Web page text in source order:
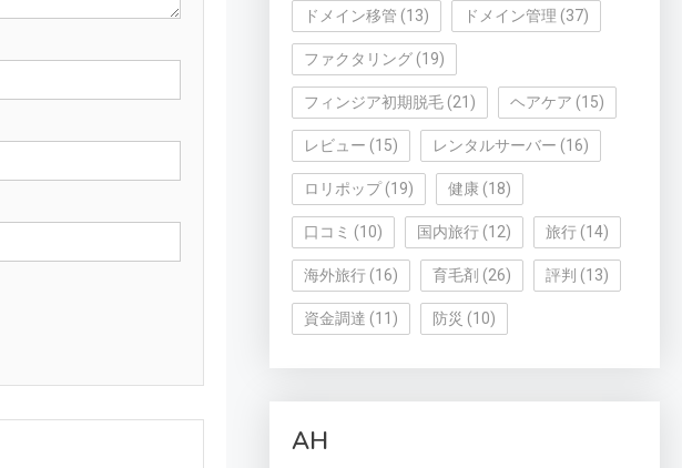
ドメイン移管 (13) ドメイン管理 (37)
ファクタリング(19)
フィンジア初期脱毛(21) ヘアケア (15)
レビュー (15) レンタルサーバー (16)
ロリポップ(19) 健康(18)
口コミ (10) 国内旅行(12) 旅行(14)
海外旅行(16) 育毛剤 (26) 評判 (13)
資金調達 (11) 防災 (10)
AH